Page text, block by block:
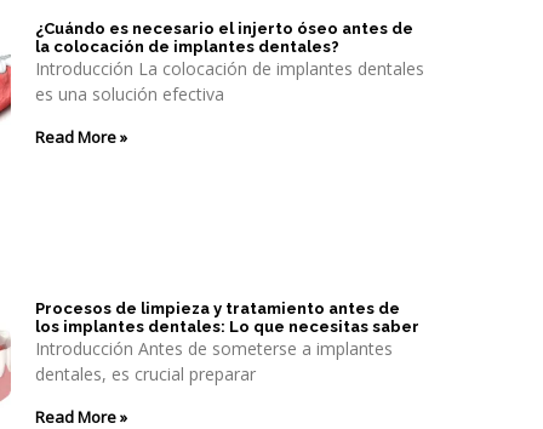
¿Cuándo es necesario el injerto óseo antes de
la colocación de implantes dentales?
Introducción La colocación de implantes dentales
es una solución efectiva
Read More »
Procesos de limpieza y tratamiento antes de
los implantes dentales: Lo que necesitas saber
Introducción Antes de someterse a implantes
dentales, es crucial preparar
Read More »